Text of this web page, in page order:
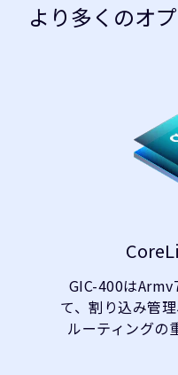
より多くのオ
GIC-400は
て、割り込み管
ルーティングの